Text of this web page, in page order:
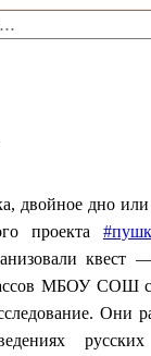
двойное дно
проекта
МБОУ СОШ
Они
русских